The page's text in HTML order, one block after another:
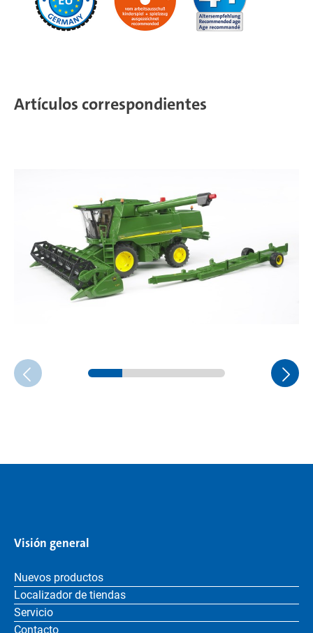
Artículos correspondientes
Visión general
Nuevos productos
Localizador de tiendas
Servicio
Contacto